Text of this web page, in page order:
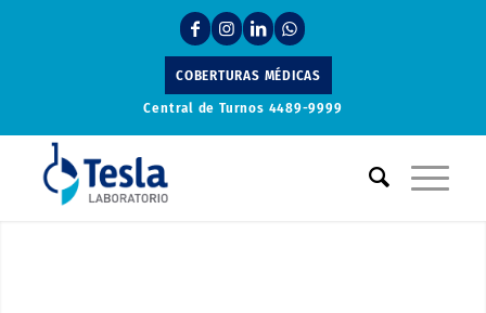
COBERTURAS MÉDICAS
Central de Turnos 4489-9999